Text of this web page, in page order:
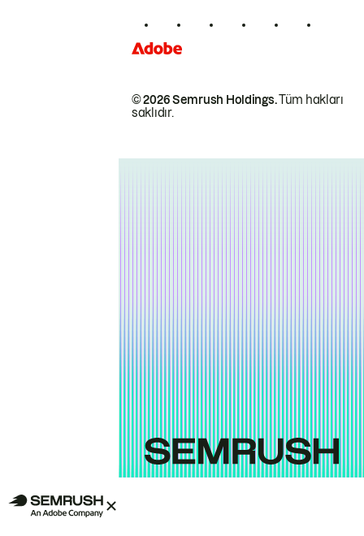
© 2026 Semrush Holdings.Tüm hakları
saklıdır.